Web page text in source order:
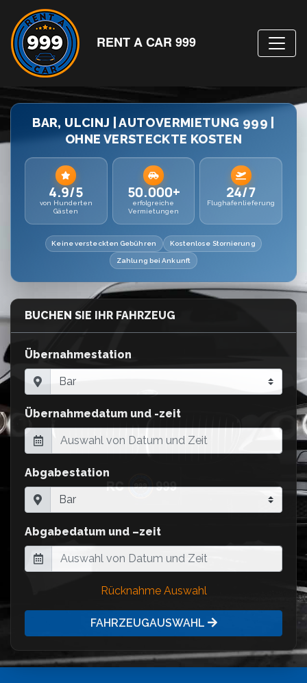
RENT A CAR 999
BAR, ULCINJ | AUTOVERMIETUNG 999 |
OHNE VERSTECKTE KOSTEN
4.9/5
von Hunderten
Gästen
50.000+
erfolgreiche
Vermietungen
24/7
Flughafenlieferung
Keine versteckten Gebühren Kostenlose Stornierung
Zahlung bei Ankunft
BUCHEN SIE IHR FAHRZEUG
Übernahmestation
Übernahmedatum und -zeit
Abgabestation
Abgabedatum und –zeit
Rücknahme Auswahl
FAHRZEUGAUSWAHL